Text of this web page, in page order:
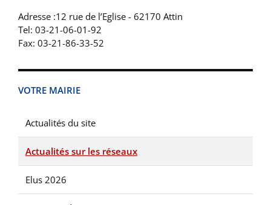
Adresse :12 rue de l’Eglise - 62170 Attin
Tel: 03-21-06-01-92
Fax: 03-21-86-33-52
VOTRE MAIRIE
Actualités du site
Actualités sur les réseaux
Elus 2026